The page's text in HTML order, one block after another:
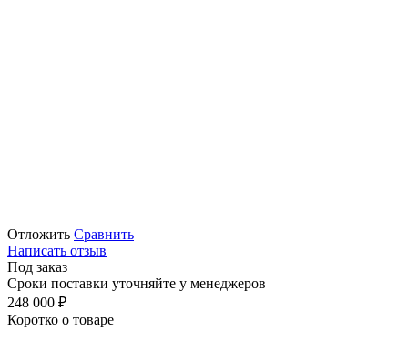
Отложить Сравнить
Написать отзыв
Под заказ
Сроки поставки уточняйте у менеджеров
248 000 ₽
Коротко о товаре